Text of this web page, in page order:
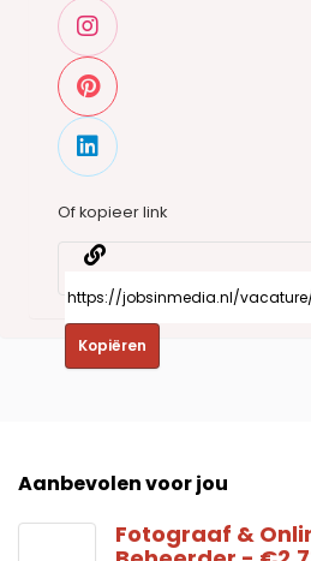
Of kopieer link
Kopiëren
Aanbevolen voor jou
Fotograaf &